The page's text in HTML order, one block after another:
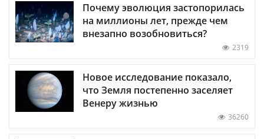
Почему эволюция застопорилась
на миллионы лет, прежде чем
внезапно возобновиться?
2319
Новое исследование показало,
что Земля постепенно заселяет
Венеру жизнью
36260